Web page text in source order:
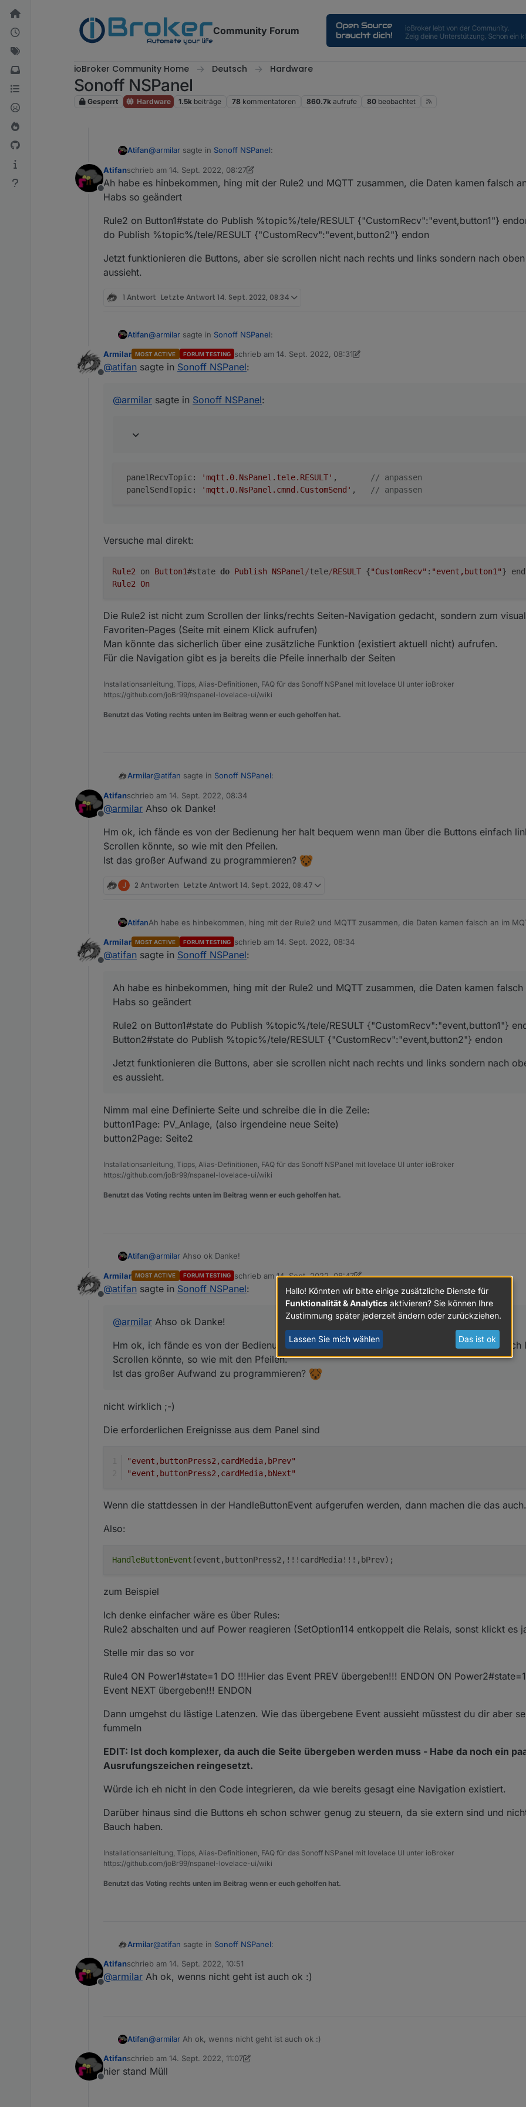
Weiter zum Inhalt
Community Forum
ioBroker Community Home Deutsch Hardware
Sonoff NSPanel
Gesperrt Hardware 1.5k beiträge 78 kommentatoren 860.7k aufrufe 80 beobachtet
Atifan@armilar sagte in Sonoff NSPanel:
panelRecvTopic
Offline
Atifanschrieb am 14. Sept. 2022, 08:27
zuletzt editiert von Atifan
Ah habe es hinbekommen, hing mit der Rule2 und MQTT zusammen, die Daten kamen falsch
Habs so geändert
Rule2 on Button1#state do Publish %topic%/tele/RESULT {"CustomRecv":"event,button1"}
do Publish %topic%/tele/RESULT {"CustomRecv":"event,button2"} endon
Jetzt funktionieren die Buttons, aber sie scrollen nicht nach rechts und links sondern nach
aussieht.
1 Antwort Letzte Antwort 14. Sept. 2022, 08:34
Atifan@armilar sagte in Sonoff NSPanel:
panelRecvTopic
panelRecvTopic: 'mqtt.0.NsPanel.tele.RESULT',       // anpassen
Offline
Armilar MOST ACTIVE FORUM TESTING schrieb am14. Sept. 2022, 08:31
zuletzt editiert von Armilar
@atifan sagte in Sonoff NSPanel:
@armilar sagte in Sonoff NSPanel:
panelRecvTopic: 'mqtt.0.NsPanel.tele.RESULT' ,
// anpassen
panelSendTopic:
'mqtt.0.NsPanel.cmnd.CustomSend' , // anpassen
Versuche mal direkt:
Rule2 on Button1#state do Publish NSPanel /tele/RESULT {"CustomRecv" : "event,button1"}
Rule2
On
Die Rule2 ist nicht zum Scrollen der links/rechts Seiten-Navigation gedacht, sondern zum
Favoriten-Pages (Seite mit einem Klick aufrufen)
Man könnte das sicherlich über eine zusätzliche Funktion (existiert aktuell nicht) aufrufen.
Für die Navigation gibt es ja bereits die Pfeile innerhalb der Seiten
Installationsanleitung, Tipps, Alias-Definitionen, FAQ für das Sonoff NSPanel mit lovelace UI unter ioBroker
https://github.com/joBr99/nspanel-lovelace-ui/wiki
Benutzt das Voting rechts unten im Beitrag wenn er euch geholfen hat.
Armilar@atifan sagte in Sonoff NSPanel:
@ armilarsagte in
panelRecvTopic
panelRecvTopic: 'mqtt.0.NsPanel.tele.RESULT',       // anpassen
Versuche mal direkt:
Rule2 on Button1#state do Publish NSPanel/tele/RESULT
(Seite mit einem Klick aufrufen)
Offline
Atifanschrieb am 14. Sept. 2022, 08:34
zuletzt editiert von
@armilar Ahso ok Danke!
Hm ok, ich fände es von der Bedienung her halt bequem wenn man über die Buttons einfach
Scrollen könnte, so wie mit den Pfeilen.
Ist das großer Aufwand zu programmieren?
J 2 Antworten Letzte Antwort 14. Sept. 2022, 08:47
AtifanAh habe es hinbekommen, hing mit der Rule2 und MQTT zusammen, die Daten kamen falsch an im
Rule2 on Button1#state do Publish %topic%/tele/RESULT {"CustomRecv":"event,button1"} endon on
%topic%/tele/RESULT {"CustomRecv":"event,button2"} endon
Offline
Armilar MOST ACTIVE FORUM TESTING schrieb am14. Sept. 2022, 08:34
zuletzt editiert von
@atifan sagte in Sonoff NSPanel:
Ah habe es hinbekommen, hing mit der Rule2 und MQTT zusammen, die Daten kamen falsch
Habs so geändert
Rule2 on Button1#state do Publish %topic%/tele/RESULT {"CustomRecv":"event,button1"}
Button2#state do Publish %topic%/tele/RESULT {"CustomRecv":"event,button2"} endon
Jetzt funktionieren die Buttons, aber sie scrollen nicht nach rechts und links sondern nach
es aussieht.
Nimm mal eine Definierte Seite und schreibe die in die Zeile:
button1Page: PV_Anlage, (also irgendeine neue Seite)
button2Page: Seite2
Installationsanleitung, Tipps, Alias-Definitionen, FAQ für das Sonoff NSPanel mit lovelace UI unter ioBroker
https://github.com/joBr99/nspanel-lovelace-ui/wiki
Benutzt das Voting rechts unten im Beitrag wenn er euch geholfen hat.
Atifan@armilar Ahso ok Danke!
Hm ok, ich fände es von der Bedienung her halt bequem wenn man über die Buttons einfach links und
könnte, so wie mit den Pfeilen.
Ist das großer Aufwand zu programmieren?
Offline
Armilar MOST ACTIVE FORUM TESTING schrieb am14. Sept. 2022, 08:47
zuletzt editiert von Armilar
@atifan sagte in Sonoff NSPanel:
@armilar Ahso ok Danke!
Hm ok, ich fände es von der Bedienung her halt bequem wenn man über die Buttons einfach
Scrollen könnte, so wie mit den Pfeilen.
Ist das großer Aufwand zu programmieren?
nicht wirklich ;-)
Die erforderlichen Ereignisse aus dem Panel sind
"event,buttonPress2,cardMedia,bPrev"
"event,buttonPress2,cardMedia,bNext"
Wenn die stattdessen in der HandleButtonEvent aufgerufen werden, dann machen die das auch.
Also:
HandleButtonEvent
zum Beispiel
Ich denke einfacher wäre es über Rules:
Rule2 abschalten und auf Power reagieren (SetOption114 entkoppelt die Relais, sonst klickt es
Stelle mir das so vor
Rule4 ON Power1#state=1 DO !!!Hier das Event PREV übergeben!!! ENDON ON
Event NEXT übergeben!!! ENDON
Dann umgehst du lästige Latenzen. Wie das übergebene Event aussieht müsstest du dir aber
fummeln
EDIT: Ist doch komplexer, da auch die Seite übergeben werden muss - Habe da noch ein
Ausrufungszeichen reingesetzt.
Würde ich eh nicht in den Code integrieren, da wie bereits gesagt eine Navigation existiert.
Darüber hinaus sind die Buttons eh schon schwer genug zu steuern, da sie extern sind und
Bauch haben.
Installationsanleitung, Tipps, Alias-Definitionen, FAQ für das Sonoff NSPanel mit lovelace UI unter ioBroker
https://github.com/joBr99/nspanel-lovelace-ui/wiki
Benutzt das Voting rechts unten im Beitrag wenn er euch geholfen hat.
Armilar@atifan sagte in Sonoff NSPanel:
@armilarAhso ok Danke!
"event,buttonPress2,cardMedia,bPrev"
Wenn die stattdessen in der HandleButtonEvent aufgerufen werden, dann machen die das auch.
Offline
Atifanschrieb am 14. Sept. 2022, 10:51
zuletzt editiert von
@armilar Ah ok, wenns nicht geht ist auch ok :)
Atifan@armilar Ah ok, wenns nicht geht ist auch ok :)
Offline
Atifanschrieb am 14. Sept. 2022, 11:07
zuletzt editiert von Atifan
hier stand Müll
Hallo! Könnten wir bitte einige zusätzliche Dienste für
Funktionalität & Analytics aktivieren? Sie können Ihre
Zustimmung später jederzeit ändern oder zurückziehen.
Lassen Sie mich wählen Das ist ok